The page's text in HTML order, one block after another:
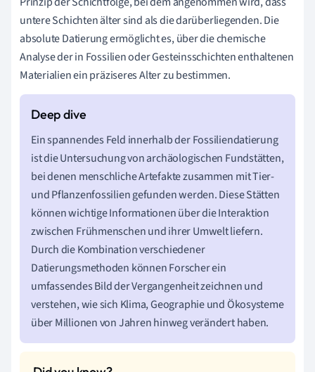
untere Schichten älter sind als die darüberliegenden. Die
absolute Datierung ermöglicht es, über die chemische
Analyse der in Fossilien oder Gesteinsschichten enthaltenen
Materialien ein präziseres Alter zu bestimmen.
Ein spannendes Feld innerhalb der Fossiliendatierung
ist die Untersuchung von archäologischen Fundstätten,
bei denen menschliche Artefakte zusammen mit Tier-
und Pflanzenfossilien gefunden werden. Diese Stätten
können wichtige Informationen über die Interaktion
zwischen Frühmenschen und ihrer Umwelt liefern.
Durch die Kombination verschiedener
Datierungsmethoden können Forscher ein
umfassendes Bild der Vergangenheit zeichnen und
verstehen, wie sich Klima, Geographie und Ökosysteme
über Millionen von Jahren hinweg verändert haben.